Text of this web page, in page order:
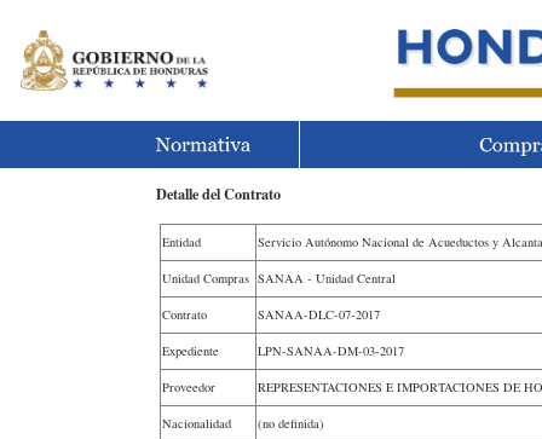
Detalle del Contrato
Entidad Servicio Autónomo Nacional de Acueductos y
Unidad Compras SANAA - Unidad Central
Contrato SANAA-DLC-07-2017
Expediente LPN-SANAA-DM-03-2017
Proveedor REPRESENTACIONES E IMPORTACIONES DE
Nacionalidad (no definida)